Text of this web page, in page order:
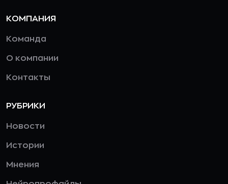
КОМПАНИЯ
Команда
О компании
Контакты
РУБРИКИ
Новости
Истории
Мнения